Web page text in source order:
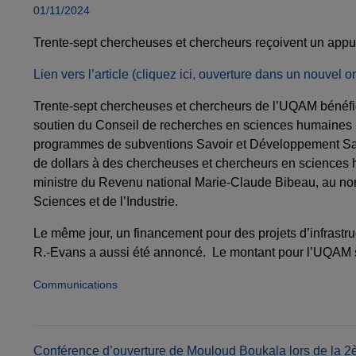
01/11/2024
Trente-sept chercheuses et chercheurs reçoivent un
Lien vers l’article (cliquez ici, ouverture dans un nouvel
Trente-sept chercheuses et chercheurs de l’UQAM
soutien du Conseil de recherches en sciences
programmes de subventions Savoir et Développement
de dollars à des chercheuses et chercheurs en
ministre du Revenu national Marie-Claude Bibeau, au
Sciences et de l’Industrie.
Le même jour, un financement pour des projets
R.-Evans a aussi été annoncé. Le montant pour l’UQAM
Communications
Conférence d’ouverture de Mouloud Boukala lors de la